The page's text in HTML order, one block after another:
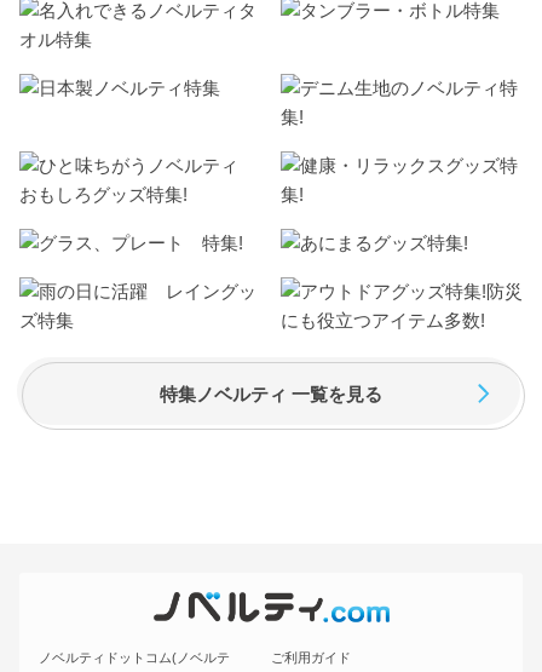
特集ノベルティ 一覧を見る
ノベルティドットコム(ノベルテ
ご利用ガイド